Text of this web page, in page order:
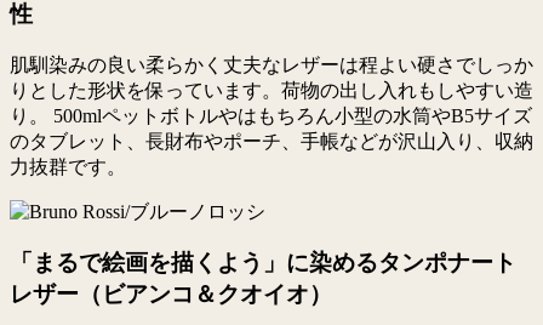
性
肌馴染みの良い柔らかく丈夫なレザーは程よい硬さでしっか
りとした形状を保っています。荷物の出し入れもしやすい造
り。 500mlペットボトルやはもちろん小型の水筒やB5サイズ
のタブレット、長財布やポーチ、手帳などが沢山入り、収納
力抜群です。
「まるで絵画を描くよう」に染めるタンポナート
レザー（ビアンコ＆クオイオ）